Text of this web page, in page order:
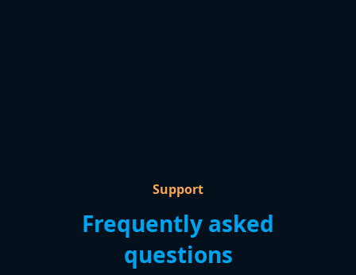
Support
Frequently asked
questions